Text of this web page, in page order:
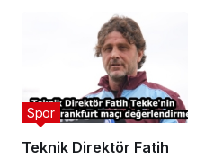
TRABZONSPOR FORMA
GÜNÜ OLSUN
Teknik Direktör Fatih
Spor